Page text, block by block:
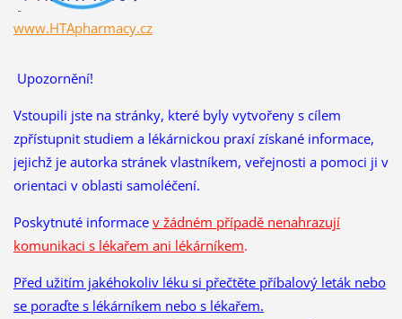
www.HTApharmacy.cz
Upozornění!
Vstoupili jste na stránky, které byly vytvořeny s cílem
zpřístupnit studiem a lékárnickou praxí získané informace,
jejichž je autorka stránek vlastníkem, veřejnosti a pomoci ji v
orientaci v oblasti samoléčení.
Poskytnuté informace v žádném případě nenahrazují
komunikaci s lékařem ani lékárníkem.
Před užitím jakéhokoliv léku si přečtěte příbalový leták nebo
se poraďte s lékárníkem nebo s lékařem.